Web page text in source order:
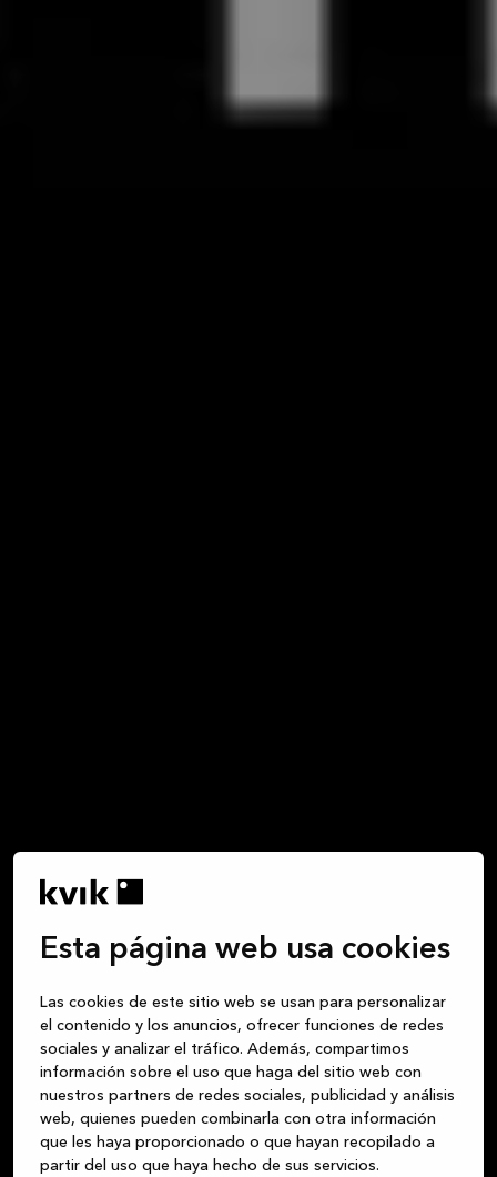
Esta página web usa cookies
Las cookies de este sitio web se usan para personalizar
el contenido y los anuncios, ofrecer funciones de redes
sociales y analizar el tráfico. Además, compartimos
información sobre el uso que haga del sitio web con
nuestros partners de redes sociales, publicidad y análisis
web, quienes pueden combinarla con otra información
que les haya proporcionado o que hayan recopilado a
partir del uso que haya hecho de sus servicios.